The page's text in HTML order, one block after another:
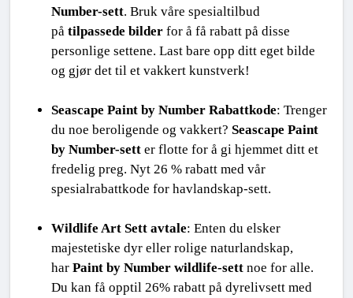
Number-sett. Bruk våre spesialtilbud
på tilpassede bilder for å få rabatt på disse
personlige settene. Last bare opp ditt eget bilde
og gjør det til et vakkert kunstverk!
Seascape Paint by Number Rabattkode: Trenger
du noe beroligende og vakkert? Seascape Paint
by Number-sett er flotte for å gi hjemmet ditt et
fredelig preg. Nyt 26 % rabatt med vår
spesialrabattkode for havlandskap-sett.
Wildlife Art Sett avtale: Enten du elsker
majestetiske dyr eller rolige naturlandskap,
har Paint by Number wildlife-sett noe for alle.
Du kan få opptil 26% rabatt på dyrelivsett med